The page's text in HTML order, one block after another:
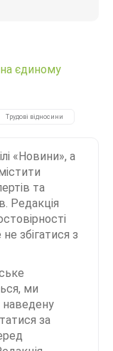
єдиному
Трудові відносини
«Новини», а
та
Редакція
збігатися з
ми
за